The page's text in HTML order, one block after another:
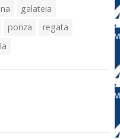
galateia
ponza
regata